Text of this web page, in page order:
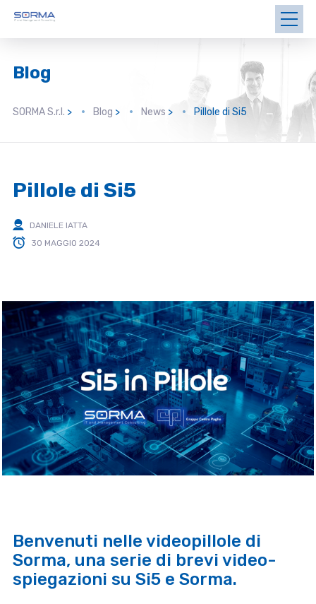
Blog
SORMA S.r.l. > Blog > News > Pillole di Si5
Pillole di Si5
DANIELE IATTA
30 MAGGIO 2024
Benvenuti nelle videopillole di
Sorma, una serie di brevi video-
spiegazioni su Si5 e Sorma.